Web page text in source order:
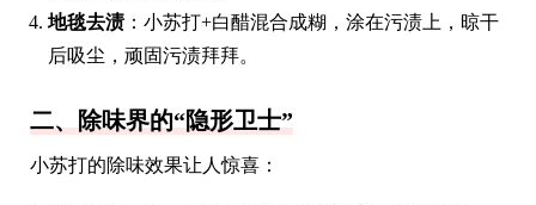
地毯去渍 ：小苏打+白醋混合成糊，涂在污渍上，晾干
后吸尘，顽固污渍拜拜。
二、除味界的“隐形卫士”
小苏打的除味效果让人惊喜：